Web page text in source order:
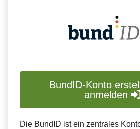
BundID-Konto
anmelden
Die BundID ist ein zentrales